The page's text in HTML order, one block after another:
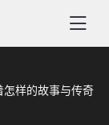
样的故事与传奇